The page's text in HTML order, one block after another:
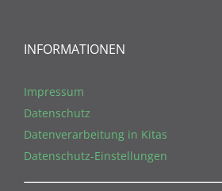
INFORMATIONEN
Impressum
Datenschutz
Datenverarbeitung in Kitas
Datenschutz-Einstellungen